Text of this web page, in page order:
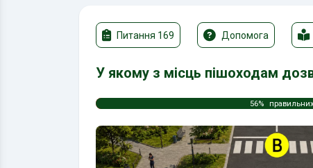
Питання 169 Допомога
У якому з місць пішоходам
56%